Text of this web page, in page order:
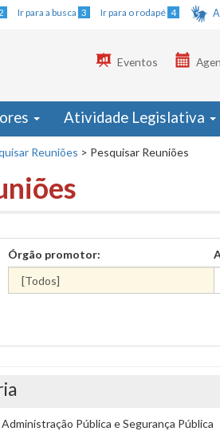
Ir para a busca 3 Ir para o rodapé 4
Eventos
Atividade Legislativa
Reuniões > Pesquisar Reuniões
Órgão promotor:
Pública e Segurança Pública